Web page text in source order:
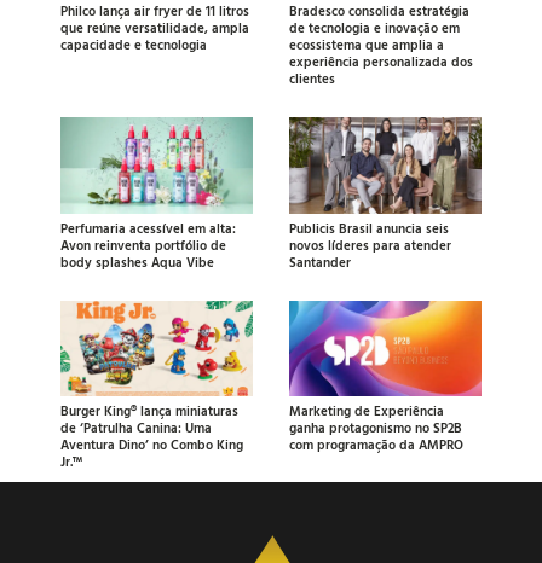
Philco lança air fryer de 11 litros
que reúne versatilidade, ampla
capacidade e tecnologia
Bradesco consolida estratégia
de tecnologia e inovação em
ecossistema que amplia a
experiência personalizada dos
clientes
Perfumaria acessível em alta:
Avon reinventa portfólio de
body splashes Aqua Vibe
Publicis Brasil anuncia seis
novos líderes para atender
Santander
Burger King® lança miniaturas
de ‘Patrulha Canina: Uma
Aventura Dino’ no Combo King
Jr.™
Marketing de Experiência
ganha protagonismo no SP2B
com programação da AMPRO